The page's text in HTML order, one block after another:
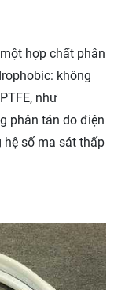
hợp chất phân
không
như
phân tán do điện
hệ số ma sát thấp